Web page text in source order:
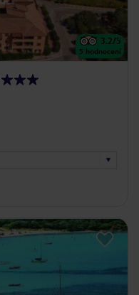
3.2/5
5 hodnocení